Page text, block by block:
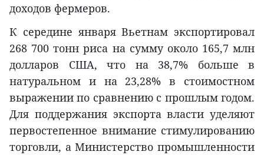
доходов фермеров.
К середине января Вьетнам экспортировал
268 700 тонн риса на сумму около 165,7 млн
долларов США, что на 38,7% больше в
натуральном и на 23,28% в стоимостном
выражении по сравнению с прошлым годом.
Для поддержания экспорта власти уделяют
первостепенное внимание стимулированию
торговли, а Министерство промышленности